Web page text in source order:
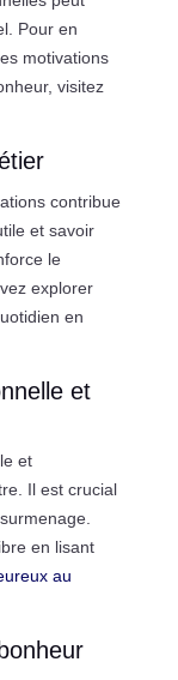
Pour en
motivations
visitez
contribue
et savoir
le
explorer
en
et
et
Il est crucial
en lisant
au